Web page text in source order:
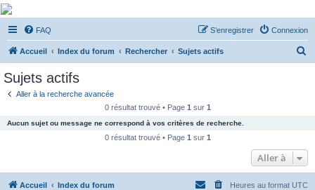
De Musicae Militari -
Forums
Forums de discussions
FAQ Connexion
S’enregistrer
Accueil Index du forum Rechercher Sujets actifs
c
e
Sujets actifs
Aller à la recherche avancée
0 résultat trouvé • Page 1 sur 1
Aucun sujet ou message ne correspond à vos critères de recherche.
0 résultat trouvé • Page 1 sur 1
Aller à
Accueil Index du forum Heures au format UTC